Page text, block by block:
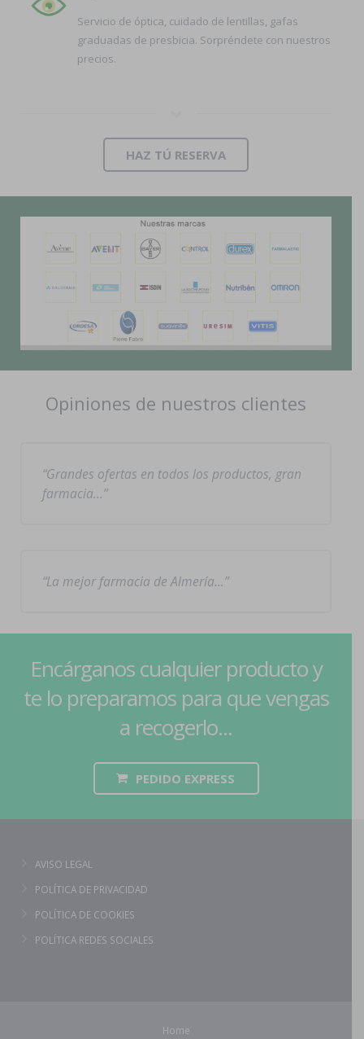
Servicio de óptica, cuidado de lentillas, gafas
graduadas de presbicia. Sorpréndete con nuestros
precios.
HAZ TÚ RESERVA
Opiniones de nuestros clientes
Grandes ofertas en todos los productos, gran
farmacia…
La mejor farmacia de Almería…
Encárganos cualquier producto y
te lo preparamos para que vengas
a recogerlo...
PEDIDO EXPRESS
AVISO LEGAL
POLÍTICA DE PRIVACIDAD
POLÍTICA DE COOKIES
POLÍTICA REDES SOCIALES
Home